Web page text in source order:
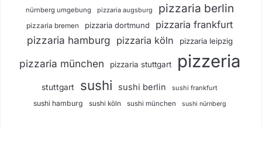
nürnberg umgebung pizzaria augsburg pizzaria berlin
pizzaria bremen pizzaria dortmund pizzaria frankfurt
pizzaria hamburg pizzaria köln pizzaria leipzig
pizzaria münchen pizzaria stuttgart pizzeria
stuttgart sushi sushi berlin sushi frankfurt
sushi hamburg sushi köln sushi münchen sushi nürnberg